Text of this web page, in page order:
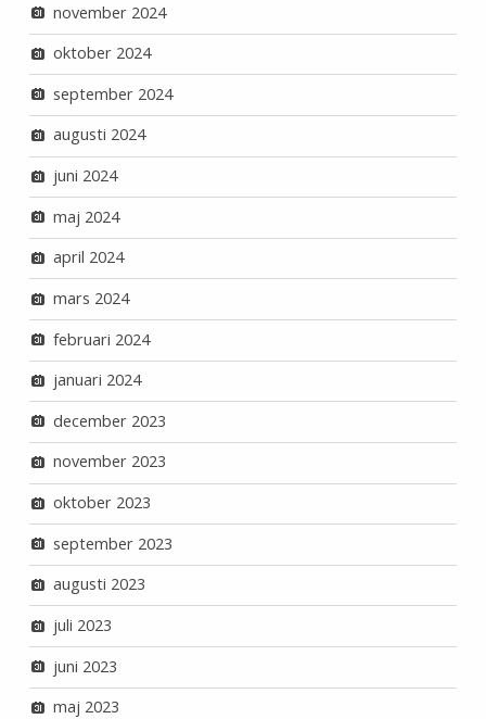
november 2024
oktober 2024
september 2024
augusti 2024
juni 2024
maj 2024
april 2024
mars 2024
februari 2024
januari 2024
december 2023
november 2023
oktober 2023
september 2023
augusti 2023
juli 2023
juni 2023
maj 2023